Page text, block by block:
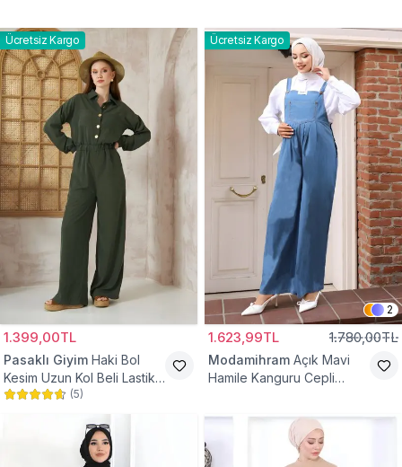
Tulum
Ücretsiz Kargo
1.399,00TL
Pasaklı Giyim Haki Bol
Kesim Uzun Kol Beli Lastikli
Cepli Kupra Tesettür Tulum
(5)
Ücretsiz Kargo
2
1.623,99TL 1.780,00TL
Modamihram Açık Mavi
Hamile Kanguru Cepli